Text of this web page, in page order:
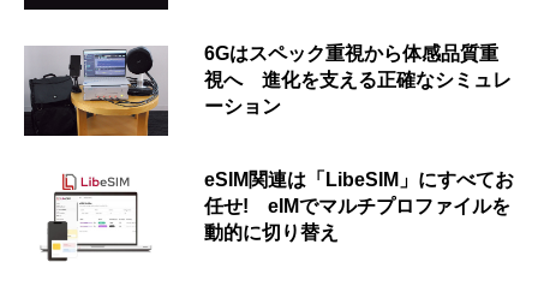
6Gはスペック重視から体感品質重
視へ 進化を支える正確なシミュレ
ーション
eSIM関連は「LibeSIM」にすべてお
任せ! eIMでマルチプロファイルを
動的に切り替え